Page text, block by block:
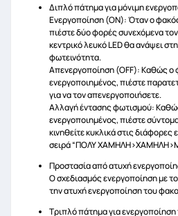
Διπλό πάτημα για μόνιμη
Ενεργοποίηση (ON): Όταν ο
πιέστε δύο φορές συνεχόμενα
κεντρικό λευκό LED θα ανάψει
φωτεινότητα.
Απενεργοποίηση (OFF): Καθώς ο
ενεργοποιημένος, πιέστε
για να τον απενεργοποιήσετε.
Αλλαγή έντασης φωτισμού:
ενεργοποιημένος, πιέστε
κινηθείτε κυκλικά στις
σειρά “ΠΟΛΥ
Προστασία από ατυχή
Ο σχεδιασμός ενεργοποίηση με
την ατυχή ενεργοποίηση του
Τριπλό πάτημα για